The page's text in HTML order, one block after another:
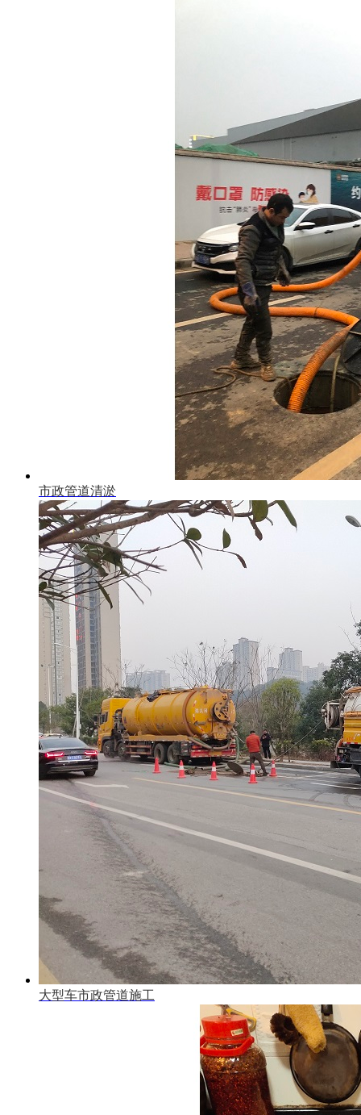
市政管道清淤
大型车市政管道施工